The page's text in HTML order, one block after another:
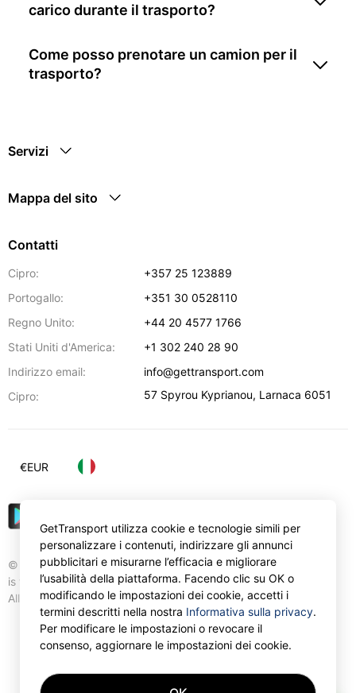
carico durante il trasporto?
Come posso prenotare un camion per il
trasporto?
Servizi
Mappa del sito
Contatti
Cipro:
+357 25 123889
Portogallo:
+351 30 0528110
Regno Unito:
+44 20 4577 1766
Stati Uniti d'America:
+1 302 240 28 90
Indirizzo email:
info@gettransport.com
Cipro:
57 Spyrou Kyprianou, Larnaca 6051
© Gettransport International Limited. GetTransport®
is trademark of Gettransport International Limited.
All rights reserved.
€EUR
GetTransport utilizza cookie e tecnologie simili per
personalizzare i contenuti, indirizzare gli annunci
pubblicitari e misurarne l’efficacia e migliorare
l’usabilità della piattaforma. Facendo clic su OK o
modificando le impostazioni dei cookie, accetti i
termini descritti nella nostra Informativa sulla privacy.
Per modificare le impostazioni o revocare il
consenso, aggiornare le impostazioni dei cookie.